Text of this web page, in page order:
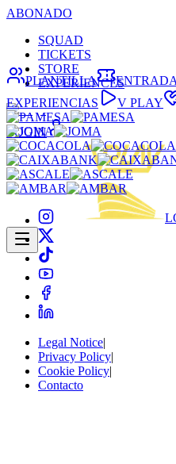
ABONADO
SQUAD
TICKETS
STORE
EXPERIENCES
LOGIN
PLANTILLA
EXPERIENCIAS
V PLAY
Legal Notice|
Privacy Policy|
Cookie Policy|
Contacto